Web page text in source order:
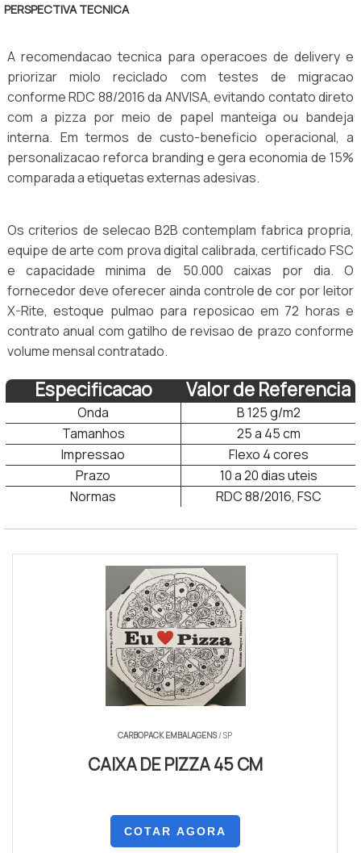
PERSPECTIVA TECNICA
A recomendacao tecnica para operacoes de delivery e
priorizar miolo reciclado com testes de migracao
conforme RDC 88/2016 da ANVISA, evitando contato direto
com a pizza por meio de papel manteiga ou bandeja
interna. Em termos de custo-beneficio operacional, a
personalizacao reforca branding e gera economia de 15%
comparada a etiquetas externas adesivas.
Os criterios de selecao B2B contemplam fabrica propria,
equipe de arte com prova digital calibrada, certificado FSC
e capacidade minima de 50.000 caixas por dia. O
fornecedor deve oferecer ainda controle de cor por leitor
X-Rite, estoque pulmao para reposicao em 72 horas e
contrato anual com gatilho de revisao de prazo conforme
volume mensal contratado.
Especificacao Valor de Referencia
Onda
B 125 g/m2
Tamanhos
25 a 45 cm
Impressao
Flexo 4 cores
Prazo
10 a 20 dias uteis
Normas
RDC 88/2016, FSC
CARBOPACK EMBALAGENS/ SP
CAIXA DE PIZZA 45 CM
COTAR AGORA